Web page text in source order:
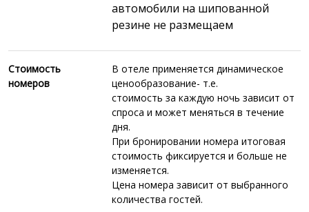
автомобили на шипованной
резине не размещаем
Стоимость
номеров
В отеле применяется динамическое
ценообразование- т.е.
стоимость за каждую ночь зависит от
спроса и может меняться в течение
дня.
При бронировании номера итоговая
стоимость фиксируется и больше не
изменяется.
Цена номера зависит от выбранного
количества гостей.